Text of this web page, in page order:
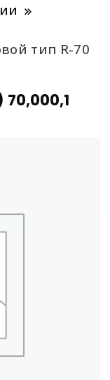
тип R-70
70,000,1